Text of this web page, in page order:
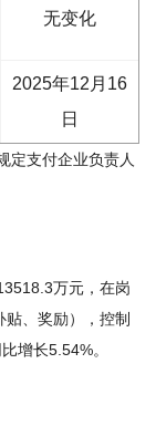
无变化
2025年12月16
日
定支付企业负责人
万元，在岗
、奖励），控制
增长5.54%。